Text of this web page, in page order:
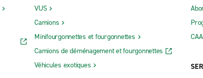
VUS
Camions
Minifourgonnettes et fourgonnettes
Camions de déménagement et fourgonnettes
Véhicules exotiques
CAA